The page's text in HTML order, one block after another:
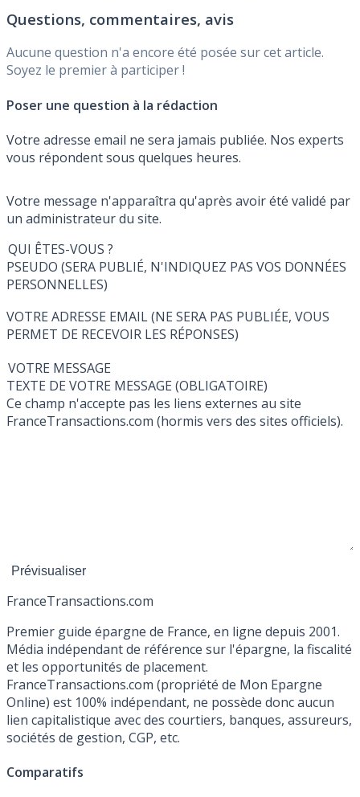
prélèvements sociaux et des frais de gestion).
Questions, commentaires, avis
Aucune question n'a encore été posée sur cet article.
Soyez le premier à participer !
Poser une question à la rédaction
Votre adresse email ne sera jamais publiée. Nos experts
vous répondent sous quelques heures.
Votre message n'apparaîtra qu'après avoir été validé par
un administrateur du site.
QUI ÊTES-VOUS ?
PSEUDO (SERA PUBLIÉ, N'INDIQUEZ PAS VOS DONNÉES
PERSONNELLES)
VOTRE ADRESSE EMAIL (NE SERA PAS PUBLIÉE, VOUS
PERMET DE RECEVOIR LES RÉPONSES)
VOTRE MESSAGE
TEXTE DE VOTRE MESSAGE (OBLIGATOIRE)
Ce champ n'accepte pas les liens externes au site
FranceTransactions.com (hormis vers des sites officiels).
FranceTransactions.com
Premier guide épargne de France, en ligne depuis 2001.
Média indépendant de référence sur l'épargne, la fiscalité
et les opportunités de placement.
FranceTransactions.com (propriété de Mon Epargne
Online) est 100% indépendant, ne possède donc aucun
lien capitalistique avec des courtiers, banques, assureurs,
sociétés de gestion, CGP, etc.
Comparatifs